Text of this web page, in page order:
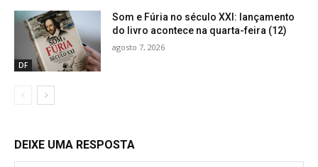
DF
Som e Fúria no século XXI: lançamento
do livro acontece na quarta-feira (12)
agosto 7, 2026
DEIXE UMA RESPOSTA